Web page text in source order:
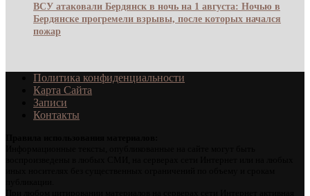
ВСУ атаковали Бердянск в ночь на 1 августа: Ночью в
Бердянске прогремели взрывы, после которых начался
пожар
Политика конфиденциальности
Карта Сайта
Записи
Контакты